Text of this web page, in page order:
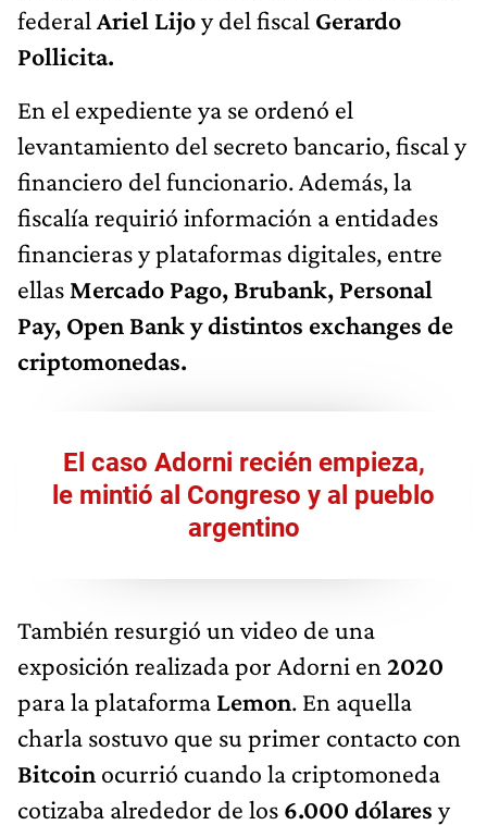
federal Ariel Lijoy del fiscal Gerardo
Pollicita.
En el expediente ya se ordenó el
levantamiento del secreto bancario, fiscal y
financiero del funcionario. Además, la
fiscalía requirió información a entidades
financieras y plataformas digitales, entre
ellas Mercado Pago, Brubank, Personal
Pay, Open Bank y distintos exchanges de
criptomonedas.
El caso Adorni recién empieza,
le mintió al Congreso y al pueblo
argentino
También resurgió un video de una
exposición realizada por Adorni en 2020
para la plataforma Lemon. En aquella
charla sostuvo que su primer contacto con
Bitcoin ocurrió cuando la criptomoneda
cotizaba alrededor de los 6.000 dólares y